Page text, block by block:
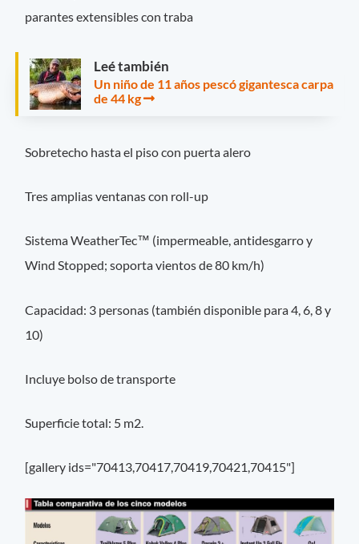
parantes extensibles con traba
Leé también
Un niño de 11 años pescó gigantesca carpa
de 44 kg
Sobretecho hasta el piso con puerta alero
Tres amplias ventanas con roll-up
Sistema WeatherTec™ (impermeable, antidesgarro y
Wind Stopped; soporta vientos de 80 km/h)
Capacidad: 3 personas (también disponible para 4, 6, 8 y
10)
Incluye bolso de transporte
Superficie total: 5 m2.
[gallery ids="70413,70417,70419,70421,70415"]